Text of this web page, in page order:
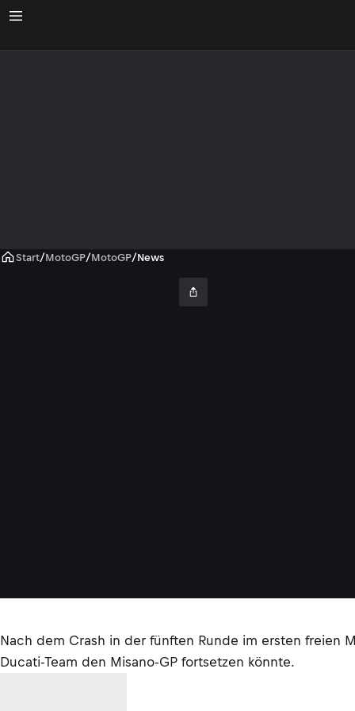
Start/MotoGP/MotoGP/News
Nach dem Crash in der fünften Runde im ersten freien
Ducati-Team den Misano-GP fortsetzen könnte.